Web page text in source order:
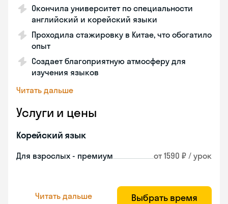
Окончила университет по специальности
английский и корейский языки
Проходила стажировку в Китае, что обогатило
опыт
Создает благоприятную атмосферу для
изучения языков
Читать дальше
Услуги и цены
Корейский язык
Для взрослых - премиум от 1590 ₽ / урок
Читать дальше Выбрать время